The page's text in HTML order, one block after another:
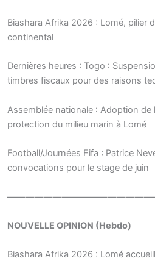
Biashara Afrika 2026 : Lomé, pilier
continental
Dernières heures : Togo :
timbres fiscaux pour des raisons
Assemblée nationale : Adoption de
protection du milieu marin à Lomé
Football/Journées Fifa : Patrice
convocations pour le stage de juin
NOUVELLE OPINION (Hebdo)
Biashara Afrika 2026 : Lomé